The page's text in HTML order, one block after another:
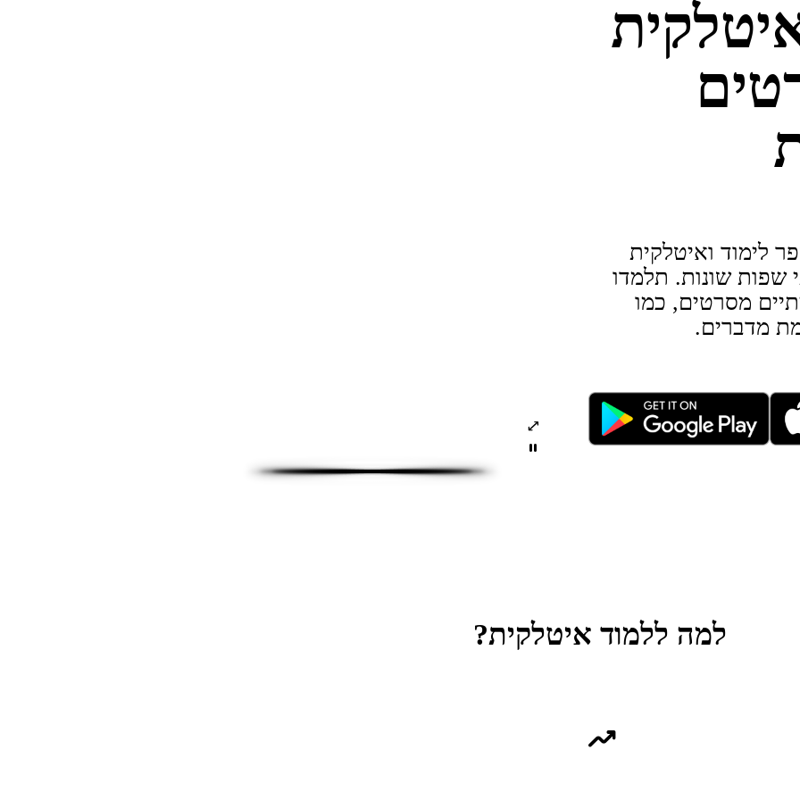
לימוד ואיטלקית
שפות שונות. תלמדו
מסרטים, כמו
מדברים.
open_in_full
pause
למה ללמוד איטלקית?
trending_up